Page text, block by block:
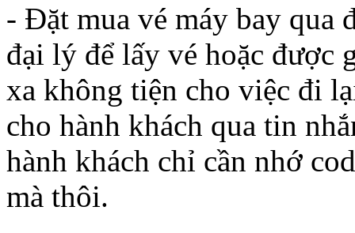
- Đặt mua vé máy bay qua
đại lý để lấy vé hoặc được
xa không tiện cho việc đi
cho hành khách qua tin
hành khách chỉ cần nhớ
mà thôi.